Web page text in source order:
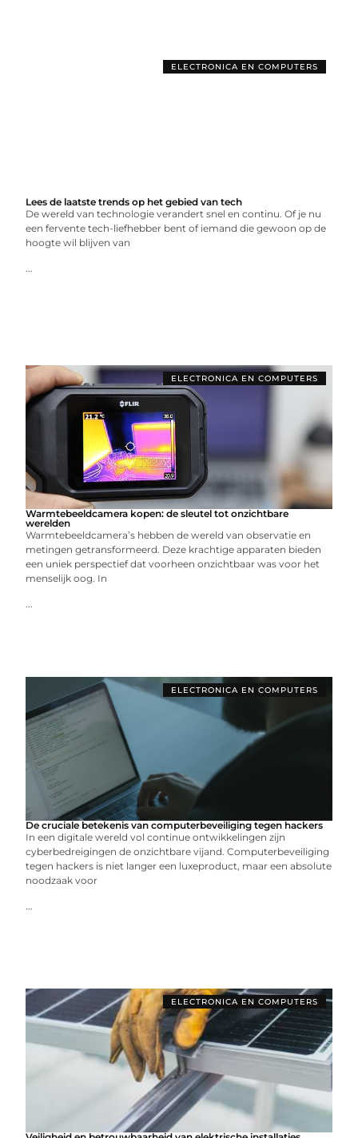
ELECTRONICA EN COMPUTERS
Lees de laatste trends op het gebied van tech
De wereld van technologie verandert snel en continu. Of je nu
een fervente tech-liefhebber bent of iemand die gewoon op de
hoogte wil blijven van
...
ELECTRONICA EN COMPUTERS
Warmtebeeldcamera kopen: de sleutel tot onzichtbare
werelden
Warmtebeeldcamera’s hebben de wereld van observatie en
metingen getransformeerd. Deze krachtige apparaten bieden
een uniek perspectief dat voorheen onzichtbaar was voor het
menselijk oog. In
...
ELECTRONICA EN COMPUTERS
De cruciale betekenis van computerbeveiliging tegen hackers
In een digitale wereld vol continue ontwikkelingen zijn
cyberbedreigingen de onzichtbare vijand. Computerbeveiliging
tegen hackers is niet langer een luxeproduct, maar een absolute
noodzaak voor
...
ELECTRONICA EN COMPUTERS